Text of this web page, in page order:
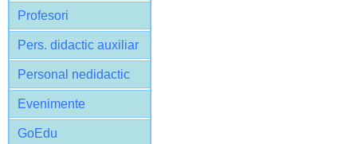
Profesori
Pers. didactic auxiliar
Personal nedidactic
Evenimente
GoEdu